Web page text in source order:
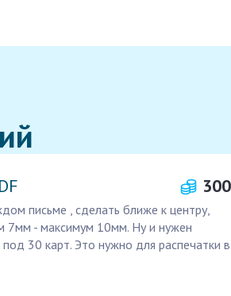
300
письме , сделать ближе к центру,
7мм - максимум 10мм. Ну и нужен
30 карт. Это нужно для распечатки в